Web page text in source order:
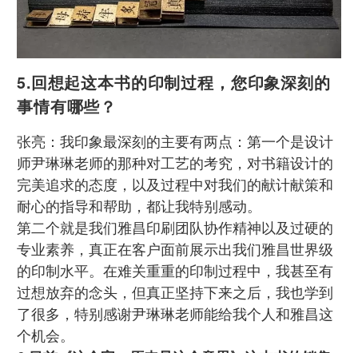
5.回想起这本书的印制过程，您印象深刻的
事情有哪些？
张亮：我印象最深刻的主要有两点：第一个是设计
师尹琳琳老师的那种对工艺的考究，对书籍设计的
完美追求的态度，以及过程中对我们的献计献策和
耐心的指导和帮助，都让我特别感动。
第二个就是我们雅昌印刷团队协作精神以及过硬的
专业素养，真正在客户面前展示出我们雅昌世界级
的印制水平。在难关重重的印制过程中，我甚至有
过想放弃的念头，但真正坚持下来之后，我也学到
了很多，特别感谢尹琳琳老师能给我个人和雅昌这
个机会。